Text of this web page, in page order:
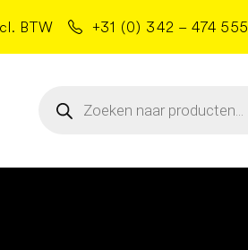
BTW +31 (0) 342 – 474 555
zoeken